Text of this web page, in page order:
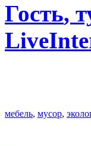
Гость,
мебель, мусор,